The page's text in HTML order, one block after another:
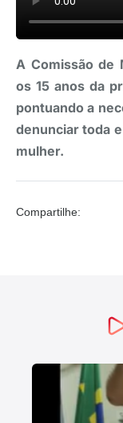
A Comissão de
os 15 anos da
pontuando a
denunciar toda
mulher.
Compartilhe: